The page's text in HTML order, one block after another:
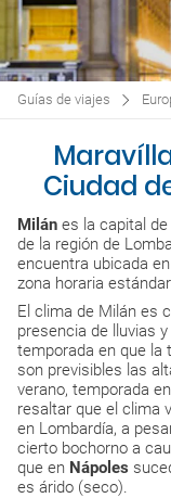
Guías de viajes
Ciudad
Milán es la capital
de la región de
encuentra ubicada
zona horaria
El clima de Milán es
presencia de lluvias
temporada en que la
son previsibles las
verano, temporada
resaltar que el clima
en Lombardía, a
cierto bochorno a
que en Nápoles
es árido (seco).